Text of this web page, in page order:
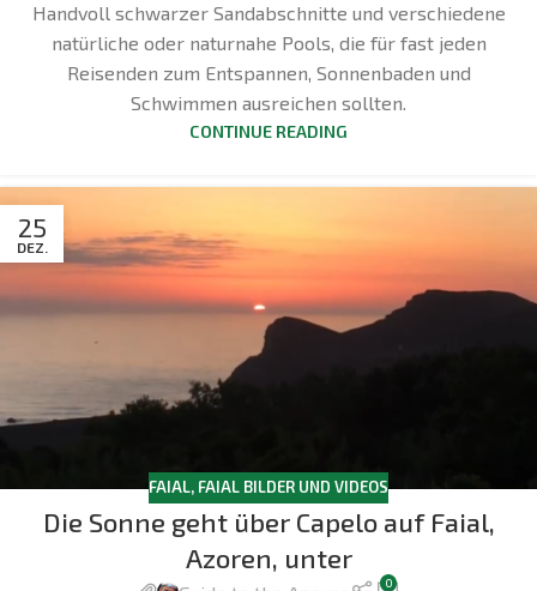
Handvoll schwarzer Sandabschnitte und verschiedene
natürliche oder naturnahe Pools, die für fast jeden
Reisenden zum Entspannen, Sonnenbaden und
Schwimmen ausreichen sollten.
CONTINUE READING
25
DEZ.
FAIAL, FAIAL BILDER UND VIDEOS
Die Sonne geht über Capelo auf Faial,
Azoren, unter
0